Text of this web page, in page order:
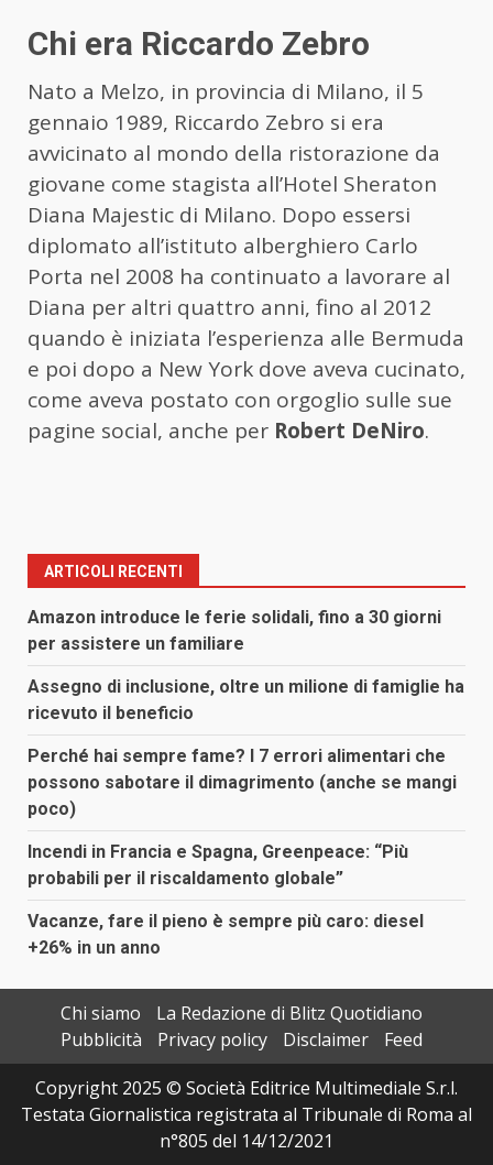
Chi era Riccardo Zebro
Nato a Melzo, in provincia di Milano, il 5
gennaio 1989, Riccardo Zebro si era
avvicinato al mondo della ristorazione da
giovane come stagista all’Hotel Sheraton
Diana Majestic di Milano. Dopo essersi
diplomato all’istituto alberghiero Carlo
Porta nel 2008 ha continuato a lavorare al
Diana per altri quattro anni, fino al 2012
quando è iniziata l’esperienza alle Bermuda
e poi dopo a New York dove aveva cucinato,
come aveva postato con orgoglio sulle sue
pagine social, anche per Robert DeNiro.
ARTICOLI RECENTI
Amazon introduce le ferie solidali, fino a 30 giorni
per assistere un familiare
Assegno di inclusione, oltre un milione di famiglie ha
ricevuto il beneficio
Perché hai sempre fame? I 7 errori alimentari che
possono sabotare il dimagrimento (anche se mangi
poco)
Incendi in Francia e Spagna, Greenpeace: “Più
probabili per il riscaldamento globale”
Vacanze, fare il pieno è sempre più caro: diesel
+26% in un anno
Chi siamo
La Redazione di Blitz Quotidiano
Pubblicità
Privacy policy Disclaimer
Feed
Copyright 2025 © Società Editrice Multimediale S.r.l.
Testata Giornalistica registrata al Tribunale di Roma al
n°805 del 14/12/2021